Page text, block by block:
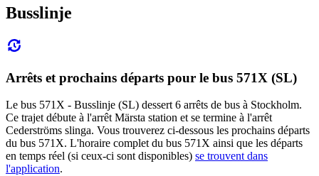
Busslinje
Arrêts et prochains départs pour le bus 571X (SL)
Le bus 571X - Busslinje (SL) dessert 6 arrêts de bus à Stockholm.
Ce trajet débute à l'arrêt Märsta station et se termine à l'arrêt
Cederströms slinga. Vous trouverez ci-dessous les prochains départs
du bus 571X. L'horaire complet du bus 571X ainsi que les départs
en temps réel (si ceux-ci sont disponibles) se trouvent dans
l'application.